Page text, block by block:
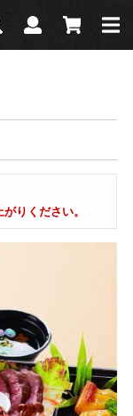
検索 マイページ
カー
検索
りください。